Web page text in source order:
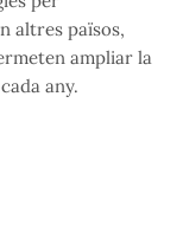
altres països,
ampliar la
any.